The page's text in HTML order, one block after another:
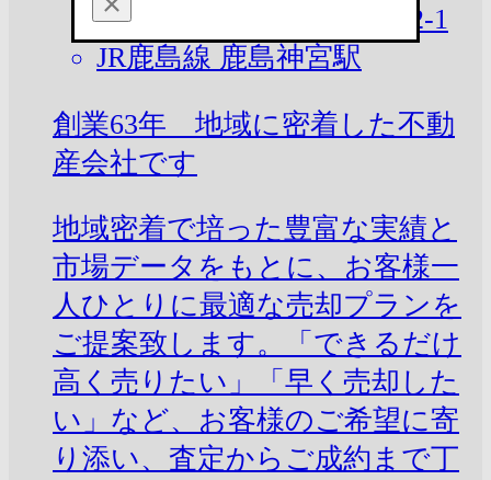
茨城県鹿嶋市大字宮中332-1
JR鹿島線 鹿島神宮駅
創業63年 地域に密着した不動
産会社です
地域密着で培った豊富な実績と
市場データをもとに、お客様一
人ひとりに最適な売却プランを
ご提案致します。「できるだけ
高く売りたい」「早く売却した
い」など、お客様のご希望に寄
り添い、査定からご成約まで丁